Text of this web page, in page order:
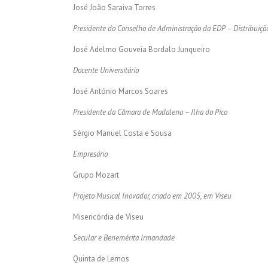
José João Saraiva Torres
Presidente do Conselho de Administração da EDP –
José Adelmo Gouveia Bordalo Junqueiro
Docente Universitário
José António Marcos Soares
Presidente da Câmara de Madalena – Ilha do Pico
Sérgio Manuel Costa e Sousa
Empresário
Grupo Mozart
Projeto Musical Inovador, criado em 2005, em Viseu
Misericórdia de Viseu
Secular e Benemérita Irmandade
Quinta de Lemos